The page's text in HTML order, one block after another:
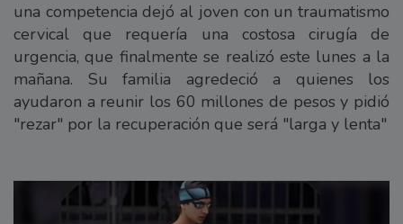
una competencia dejó al joven con un traumatismo
cervical que requería una costosa cirugía de
urgencia, que finalmente se realizó este lunes a la
mañana. Su familia agredeció a quienes los
ayudaron a reunir los 60 millones de pesos y pidió
"rezar" por la recuperación que será "larga y lenta"